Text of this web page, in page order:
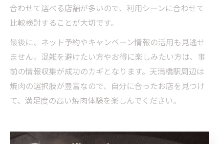
合わせて選べる店舗が多いので、利用シーンに合わせて
比較検討することが大切です。
最後に、ネット予約やキャンペーン情報の活用も見逃せ
ません。混雑を避けたい方やお得に楽しみたい方は、事
前の情報収集が成功のカギとなります。天満橋駅周辺は
焼肉の選択肢が豊富なので、自分に合ったお店を見つけ
て、満足度の高い焼肉体験を楽しんでください。